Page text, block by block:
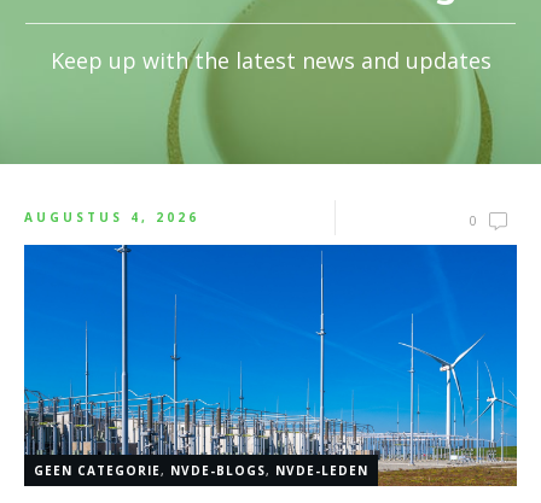
Keep up with the latest news and updates
AUGUSTUS 4, 2026 0
GEEN CATEGORIE, NVDE-BLOGS, NVDE-LEDEN